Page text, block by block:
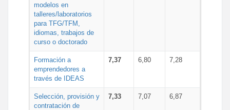
modelos en
talleres/laboratorios
para TFG/TFM,
idiomas, trabajos de
curso o doctorado
Formación a
emprendedores a
través de IDEAS
7,37 6,80 7,28
Selección, provisión y
contratación de
7,33 7,07 6,87